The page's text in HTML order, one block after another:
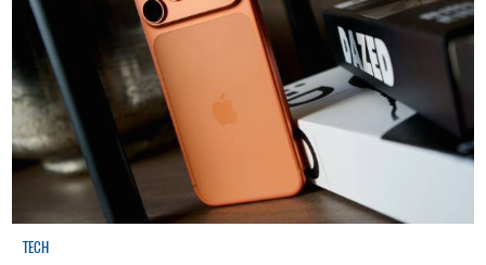
TECH